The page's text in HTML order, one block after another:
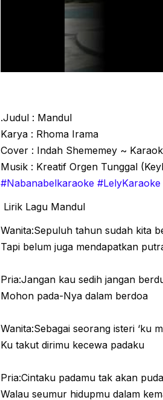
.Judul : Mandul
Karya : Rhoma Irama
Cover : Indah Shememey ~
Musik : Kreatif Orgen Tunggal
#Nabanabelkaraoke
Lirik Lagu Mandul
Wanita:Sepuluh tahun sudah kita
Tapi belum juga mendapatkan
Pria:Jangan kau sedih jangan
Mohon pada-Nya dalam berdoa
Wanita:Sebagai seorang isteri ‘ku
Ku takut dirimu kecewa padaku
Pria:Cintaku padamu tak akan
Walau seumur hidupmu dalam